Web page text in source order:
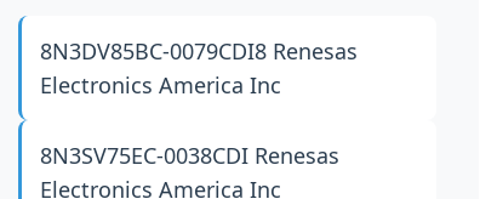
8N3DV85BC-0079CDI8 Renesas
Electronics America Inc
8N3SV75EC-0038CDI Renesas
Electronics America Inc